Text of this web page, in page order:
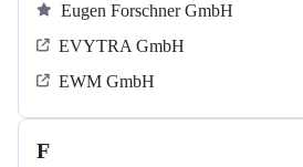
Eugen Forschner GmbH
EVYTRA GmbH
EWM GmbH
F